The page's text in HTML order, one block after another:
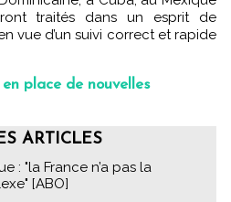
traités dans un esprit de
vue d’un suivi correct et rapide
place de nouvelles
ARTICLES
: "la France n’a pas la
[ABO]